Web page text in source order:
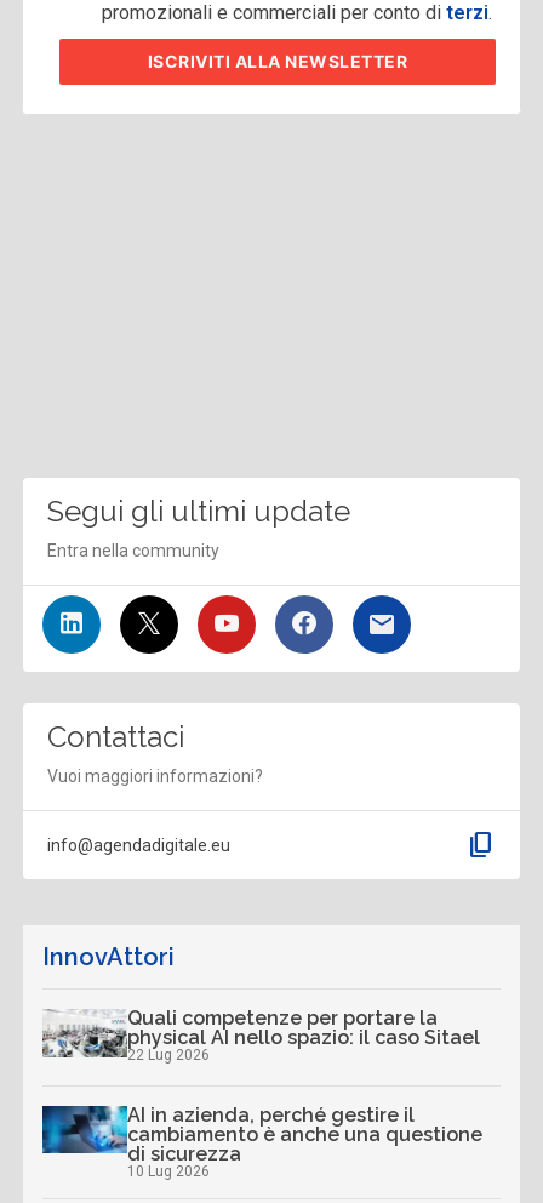
promozionali e commerciali per conto diterzi.
ISCRIVITI ALLA NEWSLETTER
Segui gli ultimi update
Entra nella community
Contattaci
Vuoi maggiori informazioni?
info@agendadigitale.eu content_copy
InnovAttori
Quali competenze per portare la
physical AI nello spazio: il caso Sitael
22 Lug 2026
AI in azienda, perché gestire il
cambiamento è anche una questione
di sicurezza
10 Lug 2026